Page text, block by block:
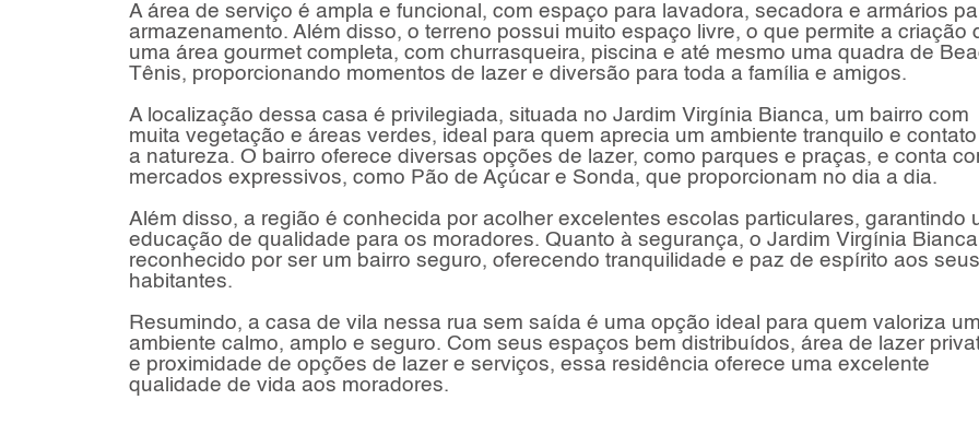
A área de serviço é ampla e funcional, com espaço para lavadora, secadora e armários
armazenamento. Além disso, o terreno possui muito espaço livre, o que permite a criação
uma área gourmet completa, com churrasqueira, piscina e até mesmo uma quadra de
Tênis, proporcionando momentos de lazer e diversão para toda a família e amigos.
A localização dessa casa é privilegiada, situada no Jardim Virgínia Bianca, um bairro com
muita vegetação e áreas verdes, ideal para quem aprecia um ambiente tranquilo e
a natureza. O bairro oferece diversas opções de lazer, como parques e praças, e conta
mercados expressivos, como Pão de Açúcar e Sonda, que proporcionam no dia a dia.
Além disso, a região é conhecida por acolher excelentes escolas particulares, garantindo
educação de qualidade para os moradores. Quanto à segurança, o Jardim Virgínia
reconhecido por ser um bairro seguro, oferecendo tranquilidade e paz de espírito aos seus
habitantes.
Resumindo, a casa de vila nessa rua sem saída é uma opção ideal para quem valoriza
ambiente calmo, amplo e seguro. Com seus espaços bem distribuídos, área de lazer
e proximidade de opções de lazer e serviços, essa residência oferece uma excelente
qualidade de vida aos moradores.